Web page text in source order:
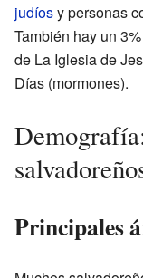
judíosy personas
También hay un
de La Iglesia de
Días (mormones).
Principales